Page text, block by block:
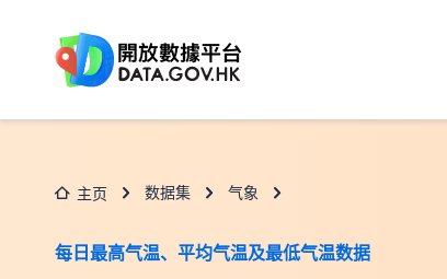
主页 数据集 气象
每日最高气温、平均气温及最低气温数据